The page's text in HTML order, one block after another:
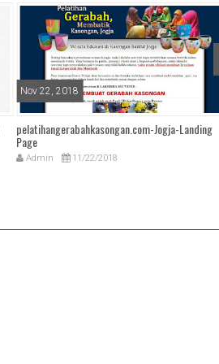
Nov 22, 2018
pelatihangerabahkasongan.com-Jogja-Landing
Page
Admin 11/22/2018